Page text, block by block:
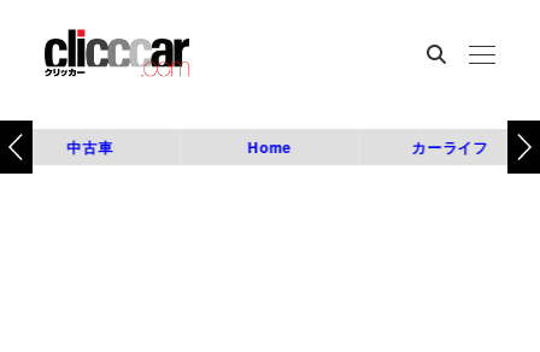
中古車 Home カーライフ